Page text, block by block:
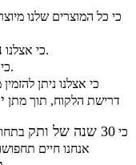
כי כל המוצרים שלנו
כי אצלנובארץ ובעולם.
.
כי אצלנו ניתן
דרישת הלקוח, תוך מתן
כי 30 שנה של ותק
אנחנו חיים